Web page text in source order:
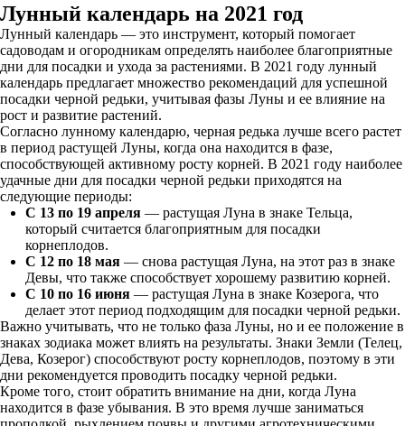
Лунный календарь на 2021 год
Лунный календарь — это инструмент, который помогает
садоводам и огородникам определять наиболее благоприятные
дни для посадки и ухода за растениями. В 2021 году лунный
календарь предлагает множество рекомендаций для успешной
посадки черной редьки, учитывая фазы Луны и ее влияние на
рост и развитие растений.
Согласно лунному календарю, черная редька лучше всего растет
в период растущей Луны, когда она находится в фазе,
способствующей активному росту корней. В 2021 году наиболее
удачные дни для посадки черной редьки приходятся на
следующие периоды:
С 13 по 19 апреля — растущая Луна в знаке Тельца,
который считается благоприятным для посадки
корнеплодов.
С 12 по 18 мая — снова растущая Луна, на этот раз в знаке
Девы, что также способствует хорошему развитию корней.
С 10 по 16 июня — растущая Луна в знаке Козерога, что
делает этот период подходящим для посадки черной редьки.
Важно учитывать, что не только фаза Луны, но и ее положение в
знаках зодиака может влиять на результаты. Знаки Земли (Телец,
Дева, Козерог) способствуют росту корнеплодов, поэтому в эти
дни рекомендуется проводить посадку черной редьки.
Кроме того, стоит обратить внимание на дни, когда Луна
находится в фазе убывания. В это время лучше заниматься